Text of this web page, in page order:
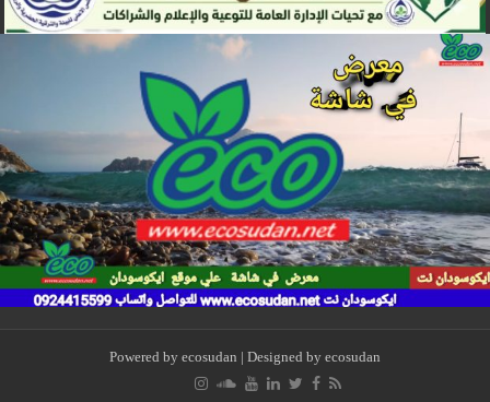
Powered byecosudan | Designed byecosudan